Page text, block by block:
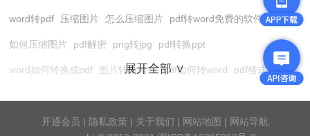
word转pdf 压缩图片 怎么压缩图片 pdf转word免费的软件
如何压缩图片 pdf解密 png转jpg pdf转换ppt
word如何转换成pdf 图片转换格式 pdf如何转word pdf格式转换
pdf转cad 图片压缩软件 jpg转换成pdf 在线word转pdf
展开全部 ∨
开通会员 | 隐私政策 | 关于我们 | 网站地图 | 网站导航